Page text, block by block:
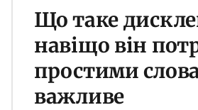
Що таке
навіщо він
простими
важливе